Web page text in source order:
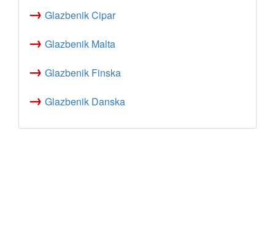
→ Glazbenik Cipar
→ Glazbenik Malta
→ Glazbenik Finska
→ Glazbenik Danska